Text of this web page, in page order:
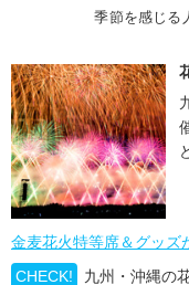
季節を感じる
金麦花火特等席＆グッズ
CHECK!
九州・沖縄の